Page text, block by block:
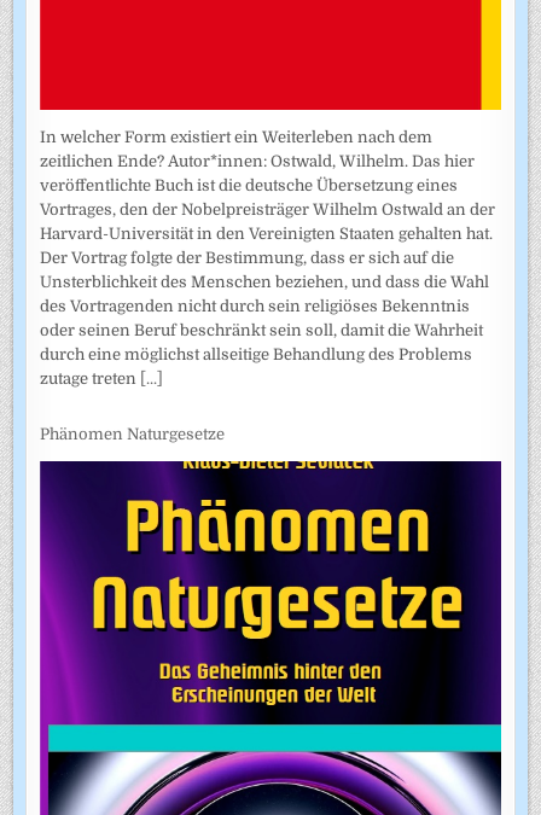
In welcher Form existiert ein Weiterleben nach dem
zeitlichen Ende? Autor*innen: Ostwald, Wilhelm. Das hier
veröffentlichte Buch ist die deutsche Übersetzung eines
Vortrages, den der Nobelpreisträger Wilhelm Ostwald an der
Harvard-Universität in den Vereinigten Staaten gehalten hat.
Der Vortrag folgte der Bestimmung, dass er sich auf die
Unsterblichkeit des Menschen beziehen, und dass die Wahl
des Vortragenden nicht durch sein religiöses Bekenntnis
oder seinen Beruf beschränkt sein soll, damit die Wahrheit
durch eine möglichst allseitige Behandlung des Problems
zutage treten [...]
Phänomen Naturgesetze